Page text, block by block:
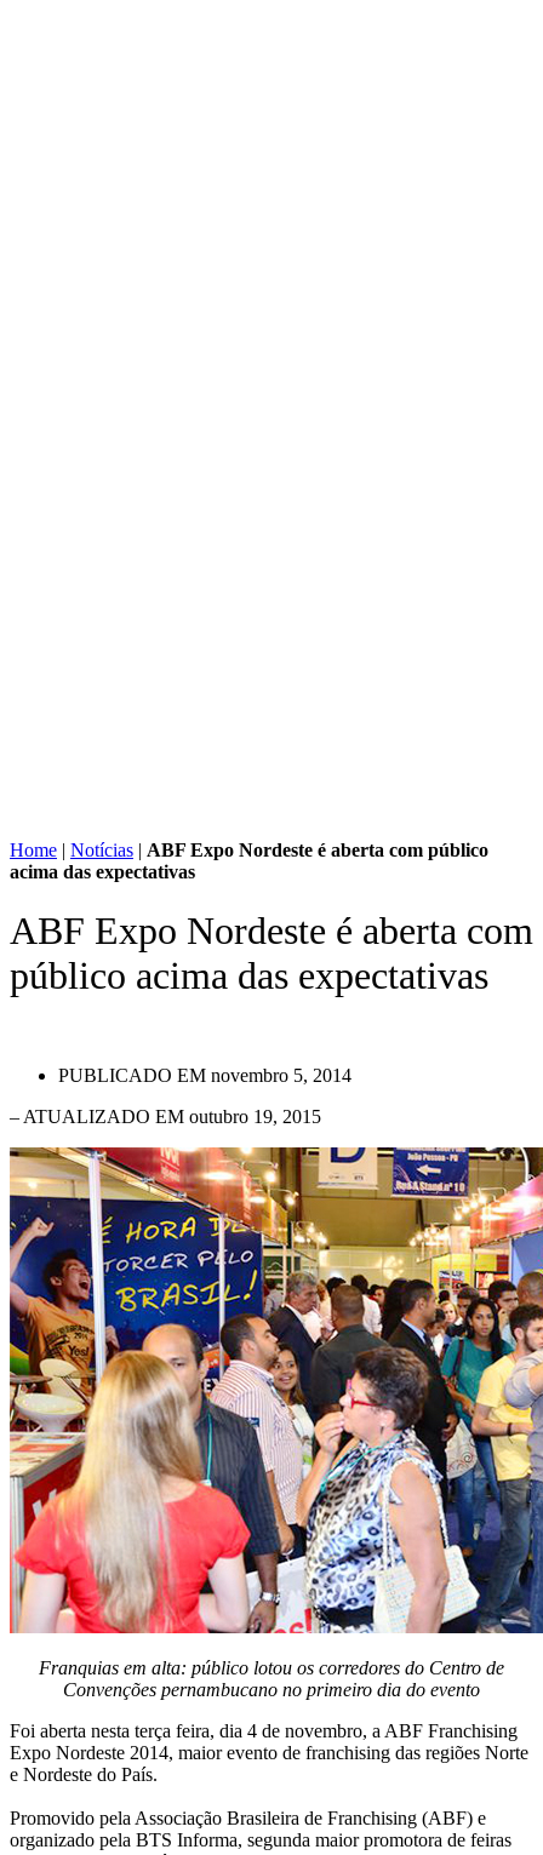
Home | Notícias | ABF Expo Nordeste é aberta com público
acima das expectativas
ABF Expo Nordeste é aberta com
público acima das expectativas
PUBLICADO EM novembro 5, 2014
– ATUALIZADO EM outubro 19, 2015
Franquias em alta: público lotou os corredores do Centro de
Convenções pernambucano no primeiro dia do evento
Foi aberta nesta terça feira, dia 4 de novembro, a ABF Franchising
Expo Nordeste 2014, maior evento de franchising das regiões Norte
e Nordeste do País.
Promovido pela Associação Brasileira de Franchising (ABF) e
organizado pela BTS Informa, segunda maior promotora de feiras